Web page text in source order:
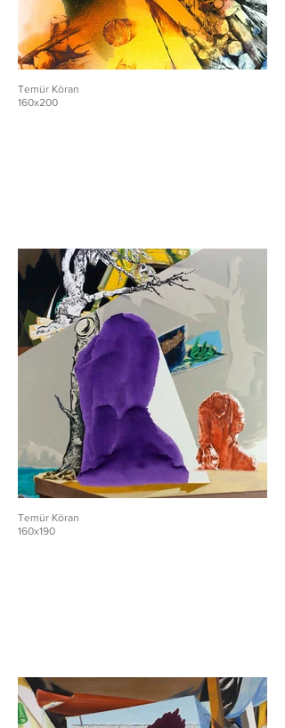
Temür Köran
160x200
Temür Köran
160x190